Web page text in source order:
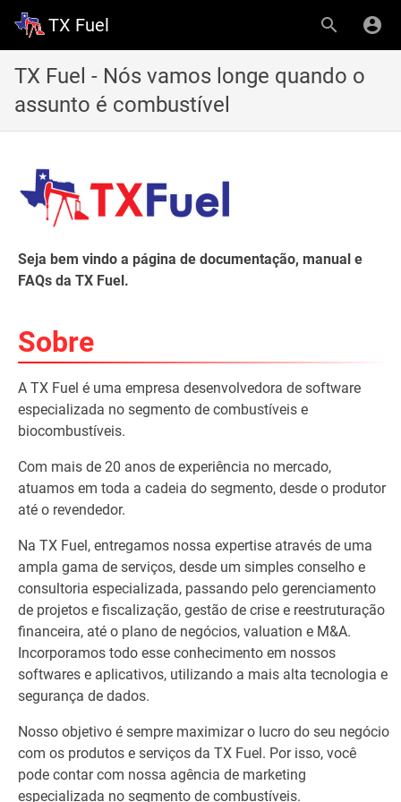
TX Fuel
TX Fuel - Nós vamos longe quando o
assunto é combustível
Seja bem vindo a página de documentação, manual e
FAQs da TX Fuel.
Sobre
A TX Fuel é uma empresa desenvolvedora de software
especializada no segmento de combustíveis e
biocombustíveis.
Com mais de 20 anos de experiência no mercado,
atuamos em toda a cadeia do segmento, desde o produtor
até o revendedor.
Na TX Fuel, entregamos nossa expertise através de uma
ampla gama de serviços, desde um simples conselho e
consultoria especializada, passando pelo gerenciamento
de projetos e fiscalização, gestão de crise e reestruturação
financeira, até o plano de negócios, valuation e M&A.
Incorporamos todo esse conhecimento em nossos
softwares e aplicativos, utilizando a mais alta tecnologia e
segurança de dados.
Nosso objetivo é sempre maximizar o lucro do seu negócio
com os produtos e serviços da TX Fuel. Por isso, você
pode contar com nossa agência de marketing
especializada no segmento de combustíveis.